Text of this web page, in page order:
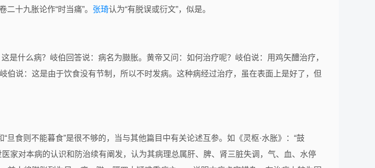
二十九胀论作“时当痛”。 张琦认为“有脱误或衍文”，似是。
是什么病？岐伯回答说：病名为臌胀。黄帝又问：如何治疗呢？岐伯说：用鸡矢醴治疗，
说：这是由于饮食没有节制，所以不时发病。这种病经过治疗，虽在表面上是好了，但
旦食则不能暮食”是很不够的，当与其他篇目中有关论述互参。如《灵枢·水胀》：“鼓
对本病的认识和防治续有阐发，认为其病理总属肝、脾、肾三脏失调，气、血、水停